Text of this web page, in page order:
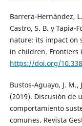
Barrera-Hernández,
Castro, S. B. y Tapia-
nature: its impact on
in children. Frontiers
https://doi.org/
Bustos-Aguayo, J.
(2019). Discusión de
comportamiento
comunes. Revista